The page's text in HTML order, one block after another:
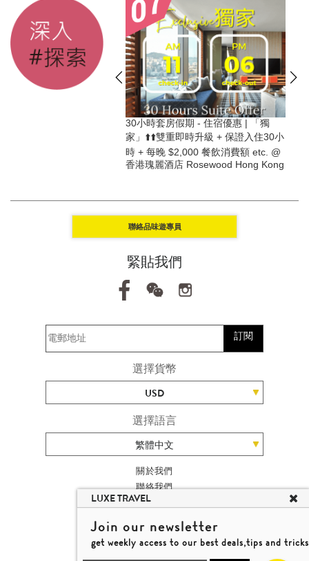
30小時套房假期 - 住宿優惠 | 「獨
家」⬆️⬆️雙重即時升級 + 保證入住30小
時 + 每晚 $2,000 餐飲消費額 etc. @
香港瑰麗酒店 Rosewood Hong Kong
聯絡品味遊專員
緊貼我們
訂閱
選擇貨幣
USD
選擇語言
繁體中文
關於我們
聯絡我們
加入我們
旅遊網站地圖
楊廸深品味遊
LUXE TRAVEL
Join our newsletter
get weekly access to our best deals,tips and tricks